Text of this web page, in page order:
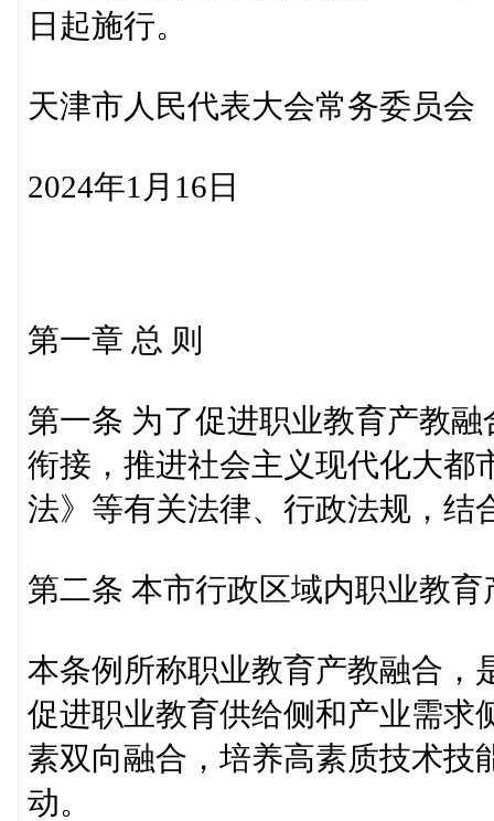
日起施行。
天津市人民代表大会常务委员会
2024年1月16日
第一章 总 则
第一条 为了促进职业教育产教
衔接，推进社会主义现代化大都
法》等有关法律、行政法规，结
第二条 本市行政区域内职业教
本条例所称职业教育产教融合，
促进职业教育供给侧和产业需求
素双向融合，培养高素质技术技
动。